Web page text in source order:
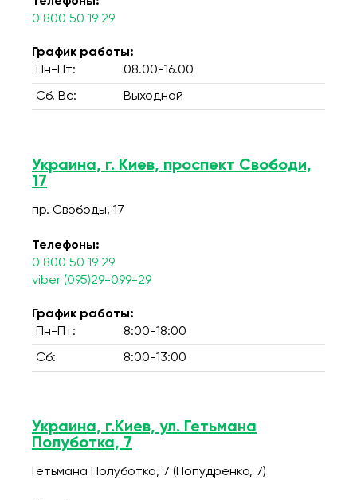
0 800 50 19 29
График работы:
Пн-Пт:
08.00-16.00
Сб, Вс: Выходной
Украина, г. Киев, проспект Свободи,
17
пр. Свободы, 17
Телефоны:
0 800 50 19 29
viber (095)29-099-29
График работы:
Пн-Пт:
8:00-18:00
Сб: 8:00-13:00
Украина, г.Киев, ул. Гетьмана
Полуботка, 7
Гетьмана Полуботка, 7 (Попудренко, 7)